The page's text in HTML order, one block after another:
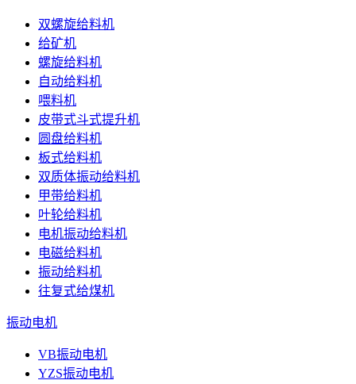
双螺旋给料机
给矿机
螺旋给料机
自动给料机
喂料机
皮带式斗式提升机
圆盘给料机
板式给料机
双质体振动给料机
甲带给料机
叶轮给料机
电机振动给料机
电磁给料机
振动给料机
往复式给煤机
振动电机
VB振动电机
YZS振动电机